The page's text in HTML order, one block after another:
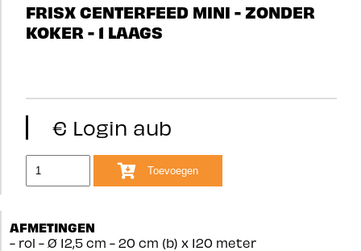
FRISX CENTERFEED MINI - ZONDER
KOKER - 1 LAAGS
€ Login aub
Toevoegen
AFMETINGEN
- rol - Ø 12,5 cm - 20 cm (b) x 120 meter